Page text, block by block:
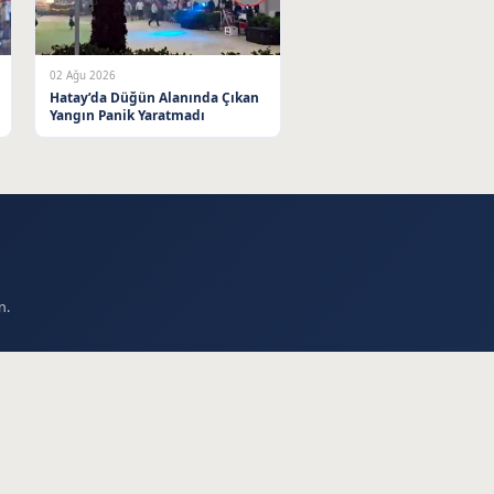
02 Ağu 2026
Hatay’da Düğün Alanında Çıkan
Yangın Panik Yaratmadı